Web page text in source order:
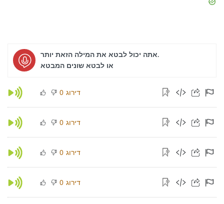
אתה יכול לבטא את המילה הזאת יותר.
או לבטא שונים המבטא
0 דירוג
0 דירוג
0 דירוג
0 דירוג